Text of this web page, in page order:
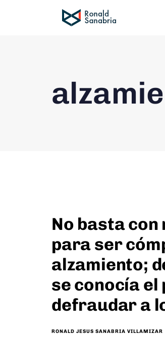
No basta
para ser
alzamiento;
se conocía
defraudar a
RONALD JESUS SANABRIA VILLAMIZAR